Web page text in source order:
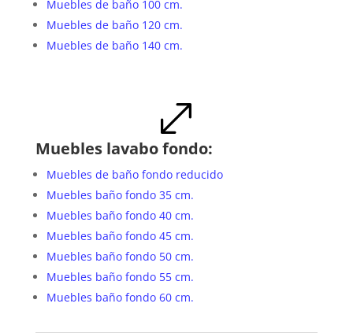
Muebles de baño 100 cm.
Muebles de baño 120 cm.
Muebles de baño 140 cm.
.
Muebles lavabo fondo:
Muebles de baño fondo reducido
Muebles baño fondo 35 cm.
Muebles baño fondo 40 cm.
Muebles baño fondo 45 cm.
Muebles baño fondo 50 cm.
Muebles baño fondo 55 cm.
Muebles baño fondo 60 cm.